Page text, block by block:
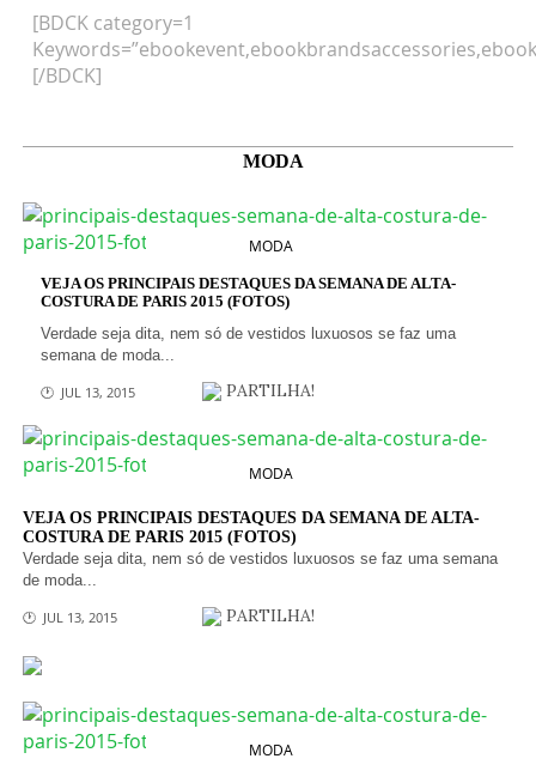
[BDCK category=1
[/BDCK]
MODA
MODA
VEJA OS PRINCIPAIS DESTAQUES DA SEMANA DE ALTA-
COSTURA DE PARIS 2015 (FOTOS)
Verdade seja dita, nem só de vestidos luxuosos se faz uma
semana de moda...
🕐 JUL 13, 2015 PARTILHA!
MODA
VEJA OS PRINCIPAIS DESTAQUES DA SEMANA DE ALTA-
COSTURA DE PARIS 2015 (FOTOS)
Verdade seja dita, nem só de vestidos luxuosos se faz uma semana
de moda...
🕐 JUL 13, 2015 PARTILHA!
MODA